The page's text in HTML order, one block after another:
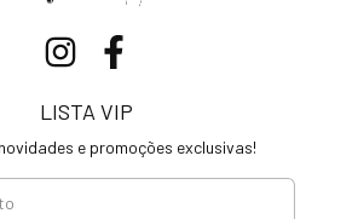
LISTA VIP
e promoções exclusivas!